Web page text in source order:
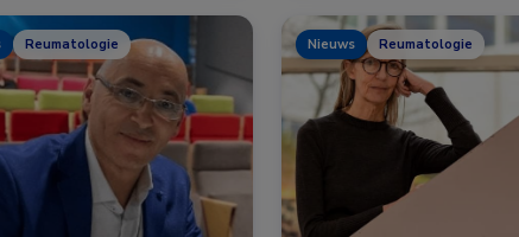
Reumatologie Nieuws Reumatologie